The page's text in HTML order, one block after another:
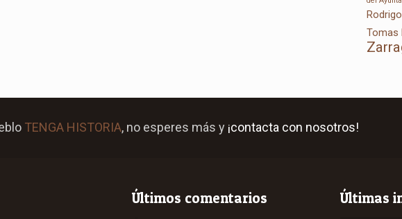
Tomas
TENGA HISTORIA, no esperes más y ¡contacta con nosotros!
Últimos comentarios Últimas